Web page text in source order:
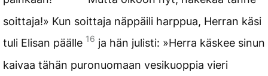
soittaja!» Kun soittaja näppäili harppua, Herran käsi
tuli Elisan päälle 16 ja hän julisti: »Herra käskee sinun
kaivaa tähän puronuomaan vesikuoppia vieri